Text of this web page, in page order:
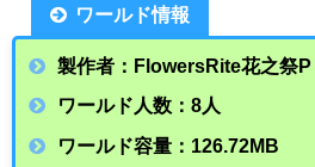
ワールド情報
製作者：FlowersRite花之祭P
ワールド人数：8人
ワールド容量：126.72 MB